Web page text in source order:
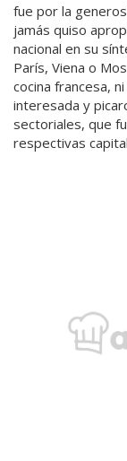
fue por la
jamás quiso
nacional en su
París, Viena o
cocina francesa,
interesada y
sectoriales, que
respectivas